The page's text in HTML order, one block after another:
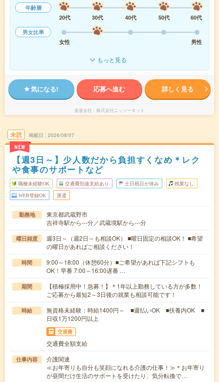
年齢層
20代
30代 40代 50代
60代
男女比率
女性
男性
もっと見る
気になる! 応募へ進む 詳しく見る
派遣会社 株式会社ニッソーネット
未読
NEW
掲載日 2026/08/07
【週3日～】少人数だから負担すくなめ＊レク
や食事のサポートなど
職種未経験OK 交通費別途支給あり 土日祝日が休み 残業なし
WEB登録OK 派遣
勤務地
東京都武蔵野市
吉祥寺駅から---分／武蔵境駅から---分
曜日頻度
週3日～（週2日～も相談OK） ■曜日固定の相談OK！ ■希望
の曜日があればご相談ください！
時間
9:00～18:00（休憩60分）■ご希望があれば下記シフトも
OK！早番 7:00～16:00遅番 …
期間
【積極採用中！急募！】＊1年以上勤務している方が多数！
ご応募から最短2～3日後の就業も相談可能です！
時給
無資格未経験：時給1400円～ ■週払いOK ■扶養内OK ■
日収1万1200円以上
交通費
交通費全額支給
仕事内容
介護関連
≪お年寄りも自分も笑顔になれる介護の仕事！≫＊お年寄り
が昼間だけ生活のサポートを受けたり、気分転換で…